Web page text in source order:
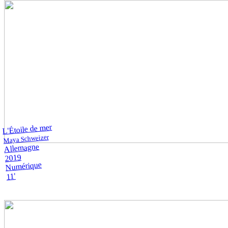
L'Étoile de mer
Maya Schweizer
Allemagne
2019
Numérique
11'